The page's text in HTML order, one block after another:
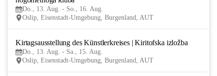
Do., 13. Aug. - So., 16. Aug.
Oslip, Eisenstadt-Umgebung, Burgenland, AUT
Kirtagsausstellung des Künstlerkreises | Kiritofska izložba
Do., 13. Aug. - Sa., 15. Aug.
Oslip, Eisenstadt-Umgebung, Burgenland, AUT